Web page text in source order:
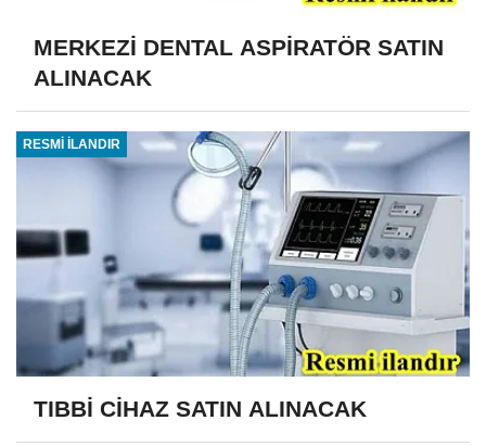
MERKEZİ DENTAL ASPİRATÖR SATIN
ALINACAK
RESMİ İLANDIR
TIBBİ CİHAZ SATIN ALINACAK